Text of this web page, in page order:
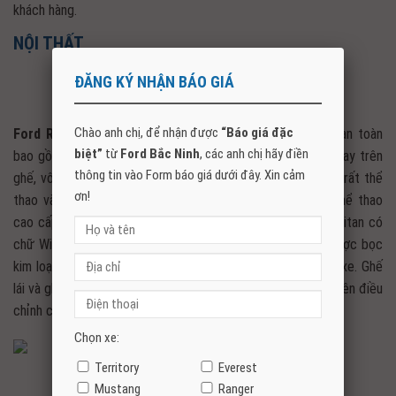
khách hàng.
NỘI THẤT
Ford Ranger Wildtrak 2026trang bị nội thất bọc da hoàn toàn
bao gồm ghế, vô lăng, phần trên mặt táp lô. Các đường may trên
ghế, vô lăng và mặt táp lô sử dụng chỉ màu vàng cam nhìn rất thể
thao và tinh tế, các chi tiết này giống với các dòng xe thể thao
cao cấp. Phía trước mặt táp lô sử dụng nhựa bóng màu Titan có
chữ Wildtrak nhận diện phiên bản, viền cửa gió điều hòa được bọc
kim loại kết hợp với nhựa bóng thêm phần sang trọng cho xe. Ghế
lái và ghế bên được trang bị điều khiển điện 8 hướng, ghế bên điều
chỉnh cơ 6 hướng tiện lợi.
ĐĂNG KÝ NHẬN BÁO GIÁ
Chào anh chị, để nhận được “Báo giá đặc
biệt” từ Ford Bắc Ninh, các anh chị hãy điền
thông tin vào Form báo giá dưới đây. Xin cảm
ơn!
Chọn xe:
Territory
Everest
Mustang
Ranger